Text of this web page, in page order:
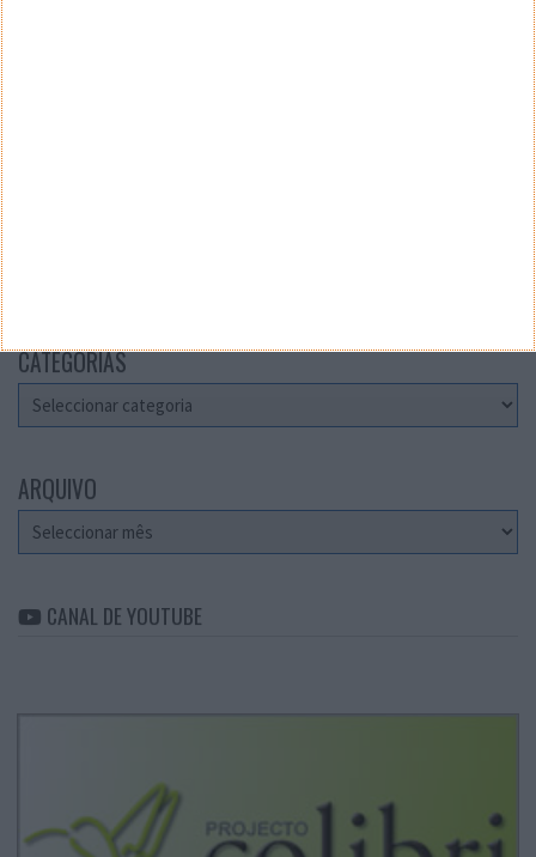
CATEGORIAS
Categorias
ARQUIVO
Arquivo
CANAL DE YOUTUBE